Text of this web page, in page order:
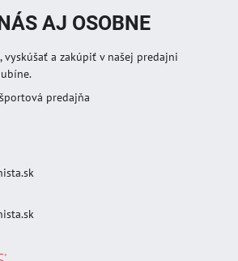
AJ OSOBNE
vyskúšať a zakúpiť v našej predajni
predajňa